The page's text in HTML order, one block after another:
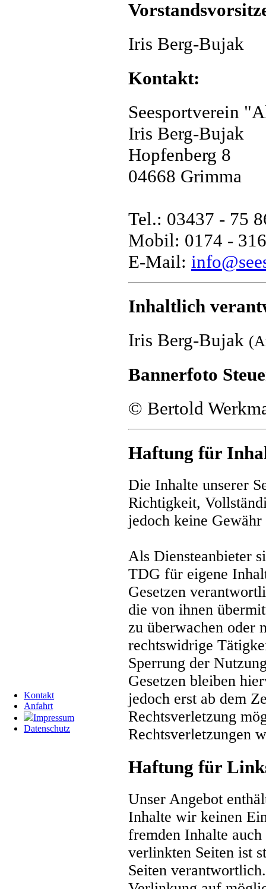
Kontakt
Anfahrt
Impressum
Datenschutz
Iris Berg-Bujak
Kontakt:
Seesportverein
Iris Berg-Bujak
Hopfenberg 8
04668 Grimma
Tel.: 03437 - 75
Mobil: 0174 -
E-Mail:
Inhaltlich
Iris Berg-Bujak
Bannerfoto
© Bertold
Haftung für
Die Inhalte unserer
Richtigkeit,
jedoch keine Gewähr
Als Diensteanbieter
TDG für eigene
Gesetzen
die von ihnen
zu überwachen oder
rechtswidrige
Sperrung der
Gesetzen bleiben
jedoch erst ab dem
Rechtsverletzung
Rechtsverletzungen
Haftung für
Unser Angebot
Inhalte wir keinen
fremden Inhalte
verlinkten Seiten ist
Seiten